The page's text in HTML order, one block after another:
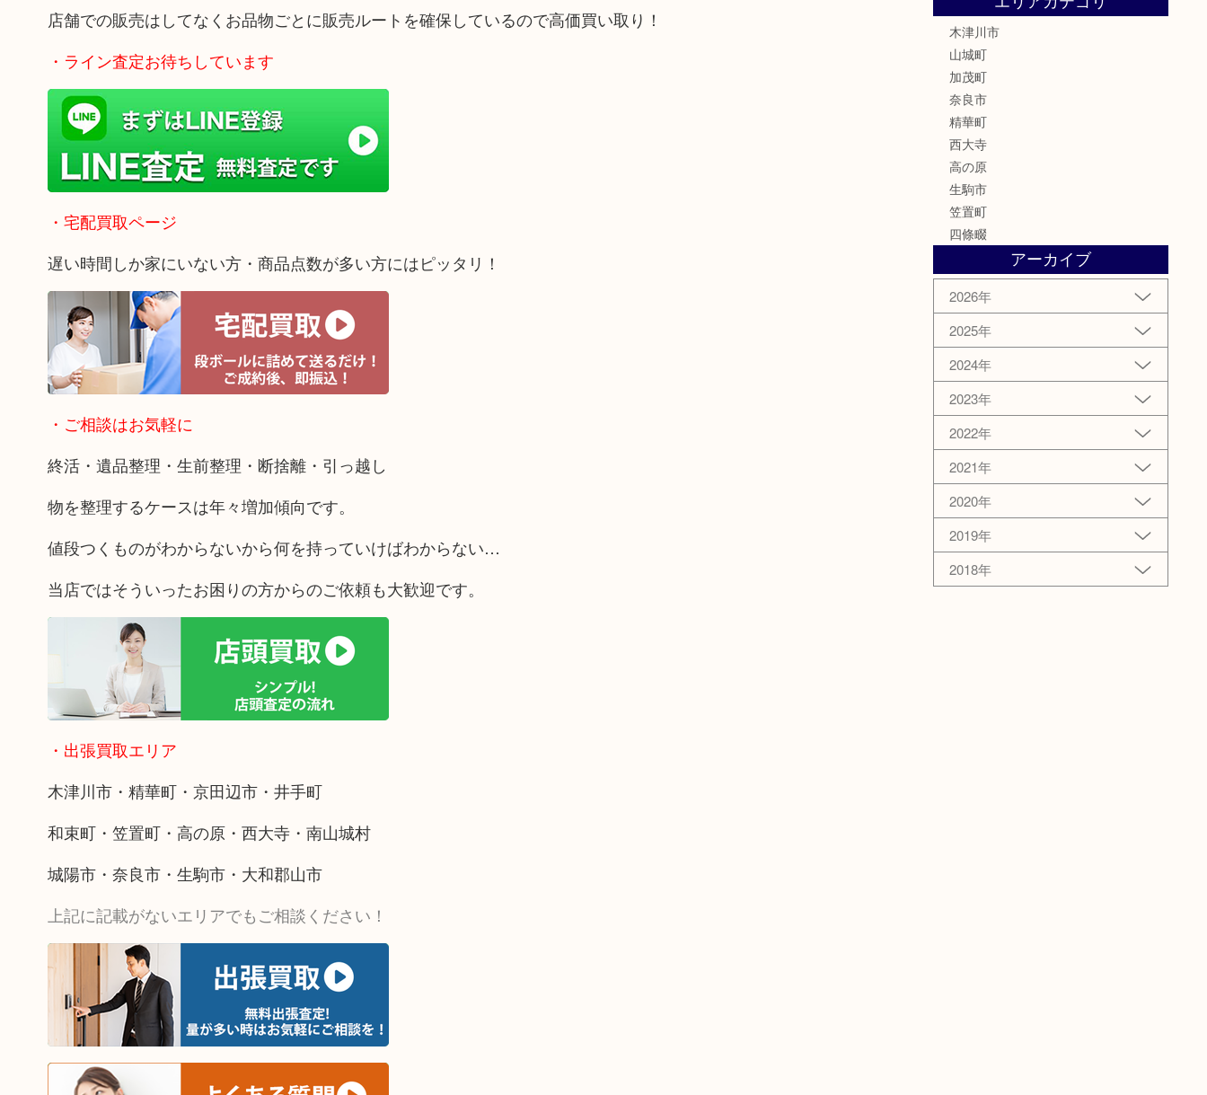
店舗での販売はしてなくお品物ごとに販売ルートを確保しているので高価買い取り！
・ライン査定お待ちしています
・宅配買取ページ
遅い時間しか家にいない方・商品点数が多い方にはピッタリ！
・ご相談はお気軽に
終活・遺品整理・生前整理・断捨離・引っ越し
物を整理するケースは年々増加傾向です。
値段つくものがわからないから何を持っていけばわからない…
当店ではそういったお困りの方からのご依頼も大歓迎です。
・出張買取エリア
木津川市・精華町・京田辺市・井手町
和束町・笠置町・高の原・西大寺・南山城村
城陽市・奈良市・生駒市・大和郡山市
上記に記載がないエリアでもご相談ください！
木津川市
山城町
加茂町
奈良市
精華町
西大寺
高の原
生駒市
笠置町
四條畷
アーカイブ
2026年
2025年
2024年
2023年
2022年
2021年
2020年
2019年
2018年